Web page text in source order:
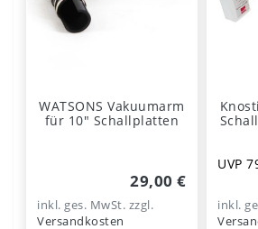
WATSONS Vakuumarm
für 10" Schallplatten
29,00 €
inkl. ges. MwSt. zzgl.
Versandkosten
UVP
inkl.